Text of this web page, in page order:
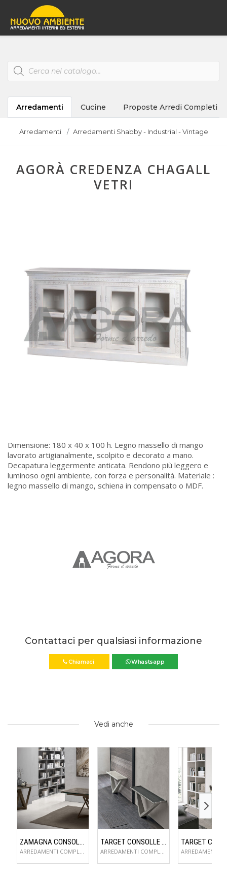
Products
search
Arredamenti Cucine Proposte Arredi Completi
Arredamenti Arredamenti Shabby - Industrial - Vintage
AGORÀ CREDENZA CHAGALL
VETRI
Dimensione: 180 x 40 x 100 h. Legno massello di mango
lavorato artigianalmente, scolpito e decorato a mano.
Decapatura leggermente anticata. Rendono più leggero e
luminoso ogni ambiente, con forza e personalità. Materiale :
legno massello di mango, schiena in compensato o MDF.
Contattaci per qualsiasi informazione
Chiamaci Whastsapp
Vedi anche
ZAMAGNA CONSOLLE FLAME
ARREDAMENTI COMPLEMENTI D'ARREDO
TARGET CONSOLLE KIRA
ARREDAMENTI COMPLEMENTI D'ARREDO